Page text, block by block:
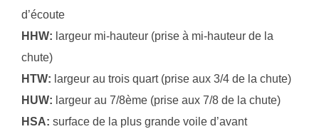
d’écoute
HHW: largeur mi-hauteur (prise à mi-hauteur de la
chute)
HTW: largeur au trois quart (prise aux 3/4 de la chute)
HUW: largeur au 7/8ème (prise aux 7/8 de la chute)
HSA: surface de la plus grande voile d’avant